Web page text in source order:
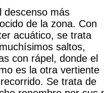
descenso más
de la zona. Con
acuático, se trata
saltos,
con rápel, donde el
es la otra vertiente
Se trata de